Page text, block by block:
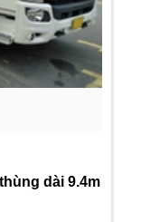
dài 9.4m